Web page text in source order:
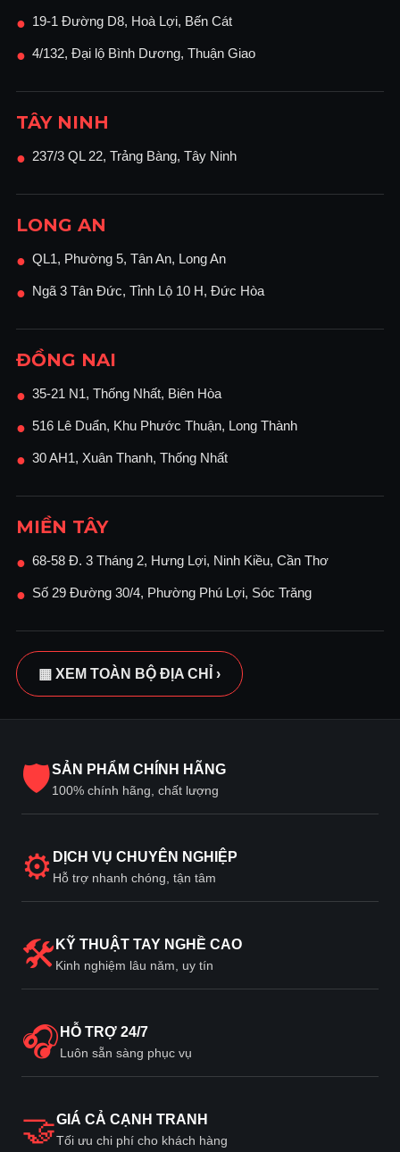
● 19-1 Đường D8, Hoà Lợi, Bến Cát
● 4/132, Đại lộ Bình Dương, Thuận Giao
TÂY NINH
● 237/3 QL 22, Trảng Bàng, Tây Ninh
LONG AN
● QL1, Phường 5, Tân An, Long An
● Ngã 3 Tân Đức, Tỉnh Lộ 10 H, Đức Hòa
ĐỒNG NAI
● 35-21 N1, Thống Nhất, Biên Hòa
● 516 Lê Duẩn, Khu Phước Thuận, Long Thành
● 30 AH1, Xuân Thanh, Thống Nhất
MIỀN TÂY
● 68-58 Đ. 3 Tháng 2, Hưng Lợi, Ninh Kiều, Cần Thơ
● Số 29 Đường 30/4, Phường Phú Lợi, Sóc Trăng
▦ XEM TOÀN BỘ ĐỊA CHỈ ›
🛡SẢN PHẨM CHÍNH HÃNG
100% chính hãng, chất lượng
⚙ DỊCH VỤ CHUYÊN NGHIỆP
Hỗ trợ nhanh chóng, tận tâm
🛠 KỸ THUẬT TAY NGHỀ CAO
Kinh nghiệm lâu năm, uy tín
🎧 HỖ TRỢ 24/7
Luôn sẵn sàng phục vụ
🤝GIÁ CẢ CẠNH TRANH
Tối ưu chi phí cho khách hàng